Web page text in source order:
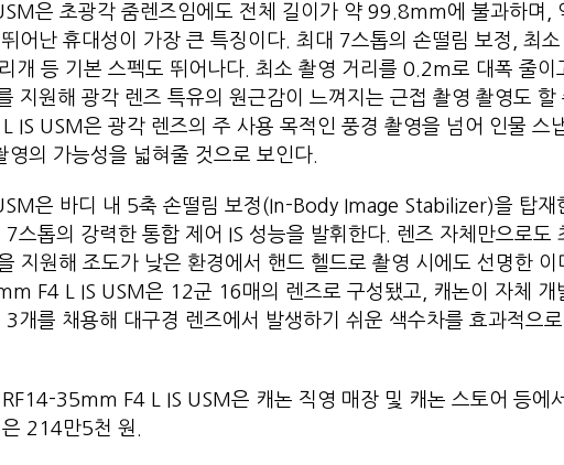
은 초광각 줌렌즈임에도 전체 길이가 약 99.8mm에 불과하며,
어난 휴대성이 가장 큰 특징이다. 최대 7스톱의 손떨림 보정, 최소
개 등 기본 스펙도 뛰어나다. 최소 촬영 거리를 0.2m로 대폭 줄이
지원해 광각 렌즈 특유의 원근감이 느껴지는 근접 촬영 촬영도 할
IS USM은 광각 렌즈의 주 사용 목적인 풍경 촬영을 넘어 인물 스
영의 가능성을 넓혀줄 것으로 보인다.
은 바디 내 5축 손떨림 보정(In-Body Image Stabilizer)을 탑재
7스톱의 강력한 통합 제어 IS 성능을 발휘한다. 렌즈 자체만으로도
지원해 조도가 낮은 환경에서 핸드 헬드로 촬영 시에도 선명한 이
F4 L IS USM은 12군 16매의 렌즈로 구성됐고, 캐논이 자체 개
3개를 채용해 대구경 렌즈에서 발생하기 쉬운 색수차를 효과적으로
35mm F4 L IS USM은 캐논 직영 매장 및 캐논 스토어 등에
214만5천 원.